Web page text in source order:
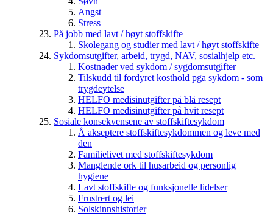
Angst
Stress
På jobb med lavt / høyt stoffskifte
Skolegang og studier med lavt / høyt stoffskifte
Sykdomsutgifter, arbeid, trygd, NAV, sosialhjelp etc.
Kostnader ved sykdom / sygdomsutgifter
Tilskudd til fordyret kosthold pga sykdom - som
trygdeytelse
HELFO medisinutgifter på blå resept
HELFO medisinutgifter på hvit resept
Sosiale konsekvensene av stoffskiftesykdom
Å akseptere stoffskiftesykdommen og leve med
den
Familielivet med stoffskiftesykdom
Manglende ork til husarbeid og personlig
hygiene
Lavt stoffskifte og funksjonelle lidelser
Frustrert og lei
Solskinnshistorier